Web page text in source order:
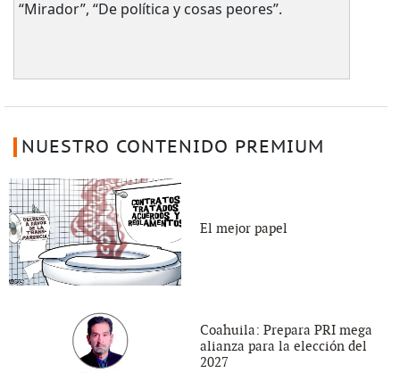
“Mirador”, “De política y cosas peores”.
NUESTRO CONTENIDO PREMIUM
El mejor papel
Coahuila: Prepara PRI mega
alianza para la elección del
2027